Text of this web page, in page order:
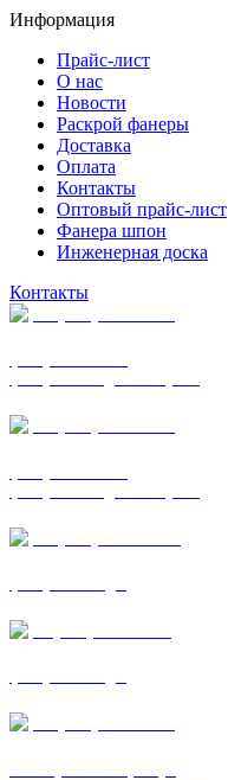
Информация
Прайс-лист
О нас
Новости
Раскрой фанеры
Доставка
Оплата
Контакты
Оптовый прайс-лист
Фанера шпон
Инженерная доска
Контакты